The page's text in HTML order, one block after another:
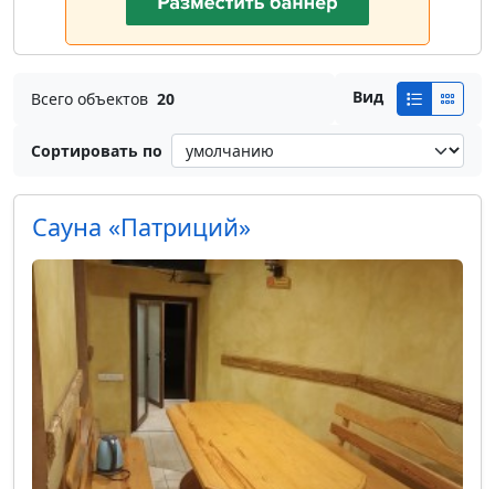
Всего объектов 20 Вид
Сортировать по
Сауна «Патриций»